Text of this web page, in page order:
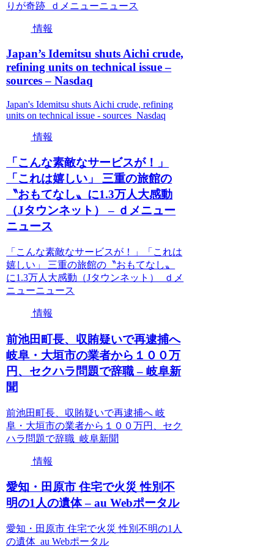
りが奇跡 ｄメニューニュース
情報
Japan’s Idemitsu shuts Aichi crude,
refining units on technical issue –
sources – Nasdaq
Japan's Idemitsu shuts Aichi crude, refining
units on technical issue - sources Nasdaq
情報
「こんな素敵なサービスが！」
「これは嬉しい」 三重の旅館の
〝おもてなし〟に1.3万人大感動
（Jタウンネット） – ｄメニュー
ニュース
「こんな素敵なサービスが！」「これは
嬉しい」 三重の旅館の〝おもてなし〟
に1.3万人大感動（Jタウンネット） ｄメ
ニューニュース
情報
前池田町長、収賄疑いで再逮捕へ
岐阜・大垣市の業者から１００万
円、セクハラ問題で辞職 – 岐阜新
聞
前池田町長、収賄疑いで再逮捕へ 岐
阜・大垣市の業者から１００万円、セク
ハラ問題で辞職 岐阜新聞
情報
愛知・田原市 住宅で火災 性別不
明の1人の遺体 – au Webポータル
愛知・田原市 住宅で火災 性別不明の1人
の遺体 au Webポータル